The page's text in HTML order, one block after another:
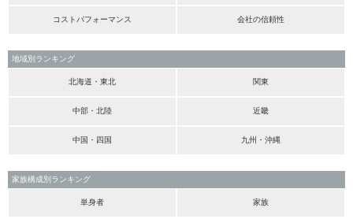
コストパフォーマンス 会社の信頼性
地域別ランキング
北海道・東北 関東
中部・北陸 近畿
中国・四国 九州・沖縄
家族構成別ランキング
単身者 家族